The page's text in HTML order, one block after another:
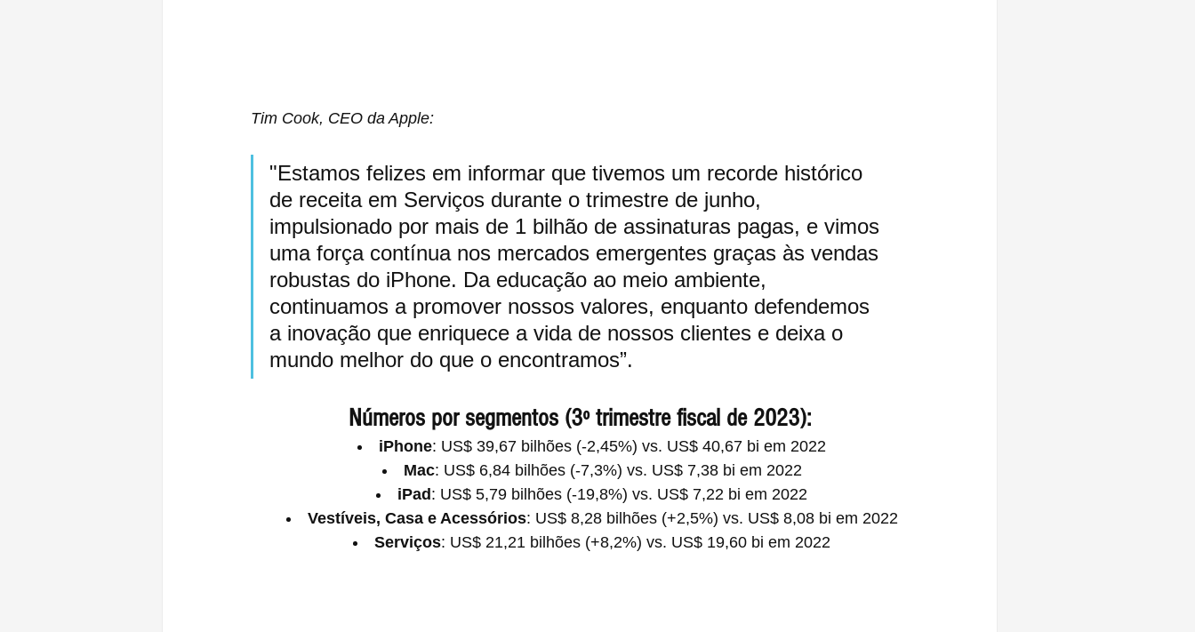
Tim Cook, CEO da Apple:
"Estamos felizes em informar que tivemos um recorde histórico
de receita em Serviços durante o trimestre de junho,
impulsionado por mais de 1 bilhão de assinaturas pagas, e vimos
uma força contínua nos mercados emergentes graças às vendas
robustas do iPhone. Da educação ao meio ambiente,
continuamos a promover nossos valores, enquanto defendemos
a inovação que enriquece a vida de nossos clientes e deixa o
mundo melhor do que o encontramos”.
Números por segmentos (3º trimestre fiscal de 2023):
iPhone: US$ 39,67 bilhões (-2,45%) vs. US$ 40,67 bi em 2022
Mac: US$ 6,84 bilhões (-7,3%) vs. US$ 7,38 bi em 2022
iPad : US$ 5,79 bilhões (-19,8%) vs. US$ 7,22 bi em 2022
Vestíveis, Casa e Acessórios: US$ 8,28 bilhões (+2,5%) vs. US$ 8,08 bi em 2022
Serviços: US$ 21,21 bilhões (+8,2%) vs. US$ 19,60 bi em 2022